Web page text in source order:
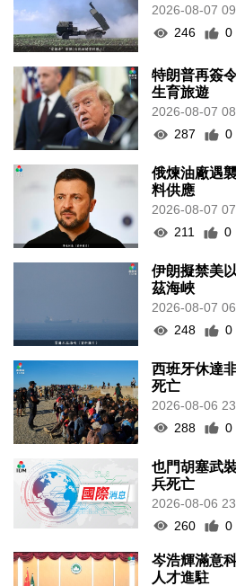
2026-08-07
246
0
特朗普再簽
生育旅遊
2026-08-07
287
0
俄煉油廠遇
料供應
2026-08-07
211
0
伊朗擬禁美
茲海峽
2026-08-07
248
0
西班牙休達
死亡
2026-08-06
288
0
也門胡塞武
兵死亡
2026-08-06
260
0
岑浩輝滿意
人才進駐